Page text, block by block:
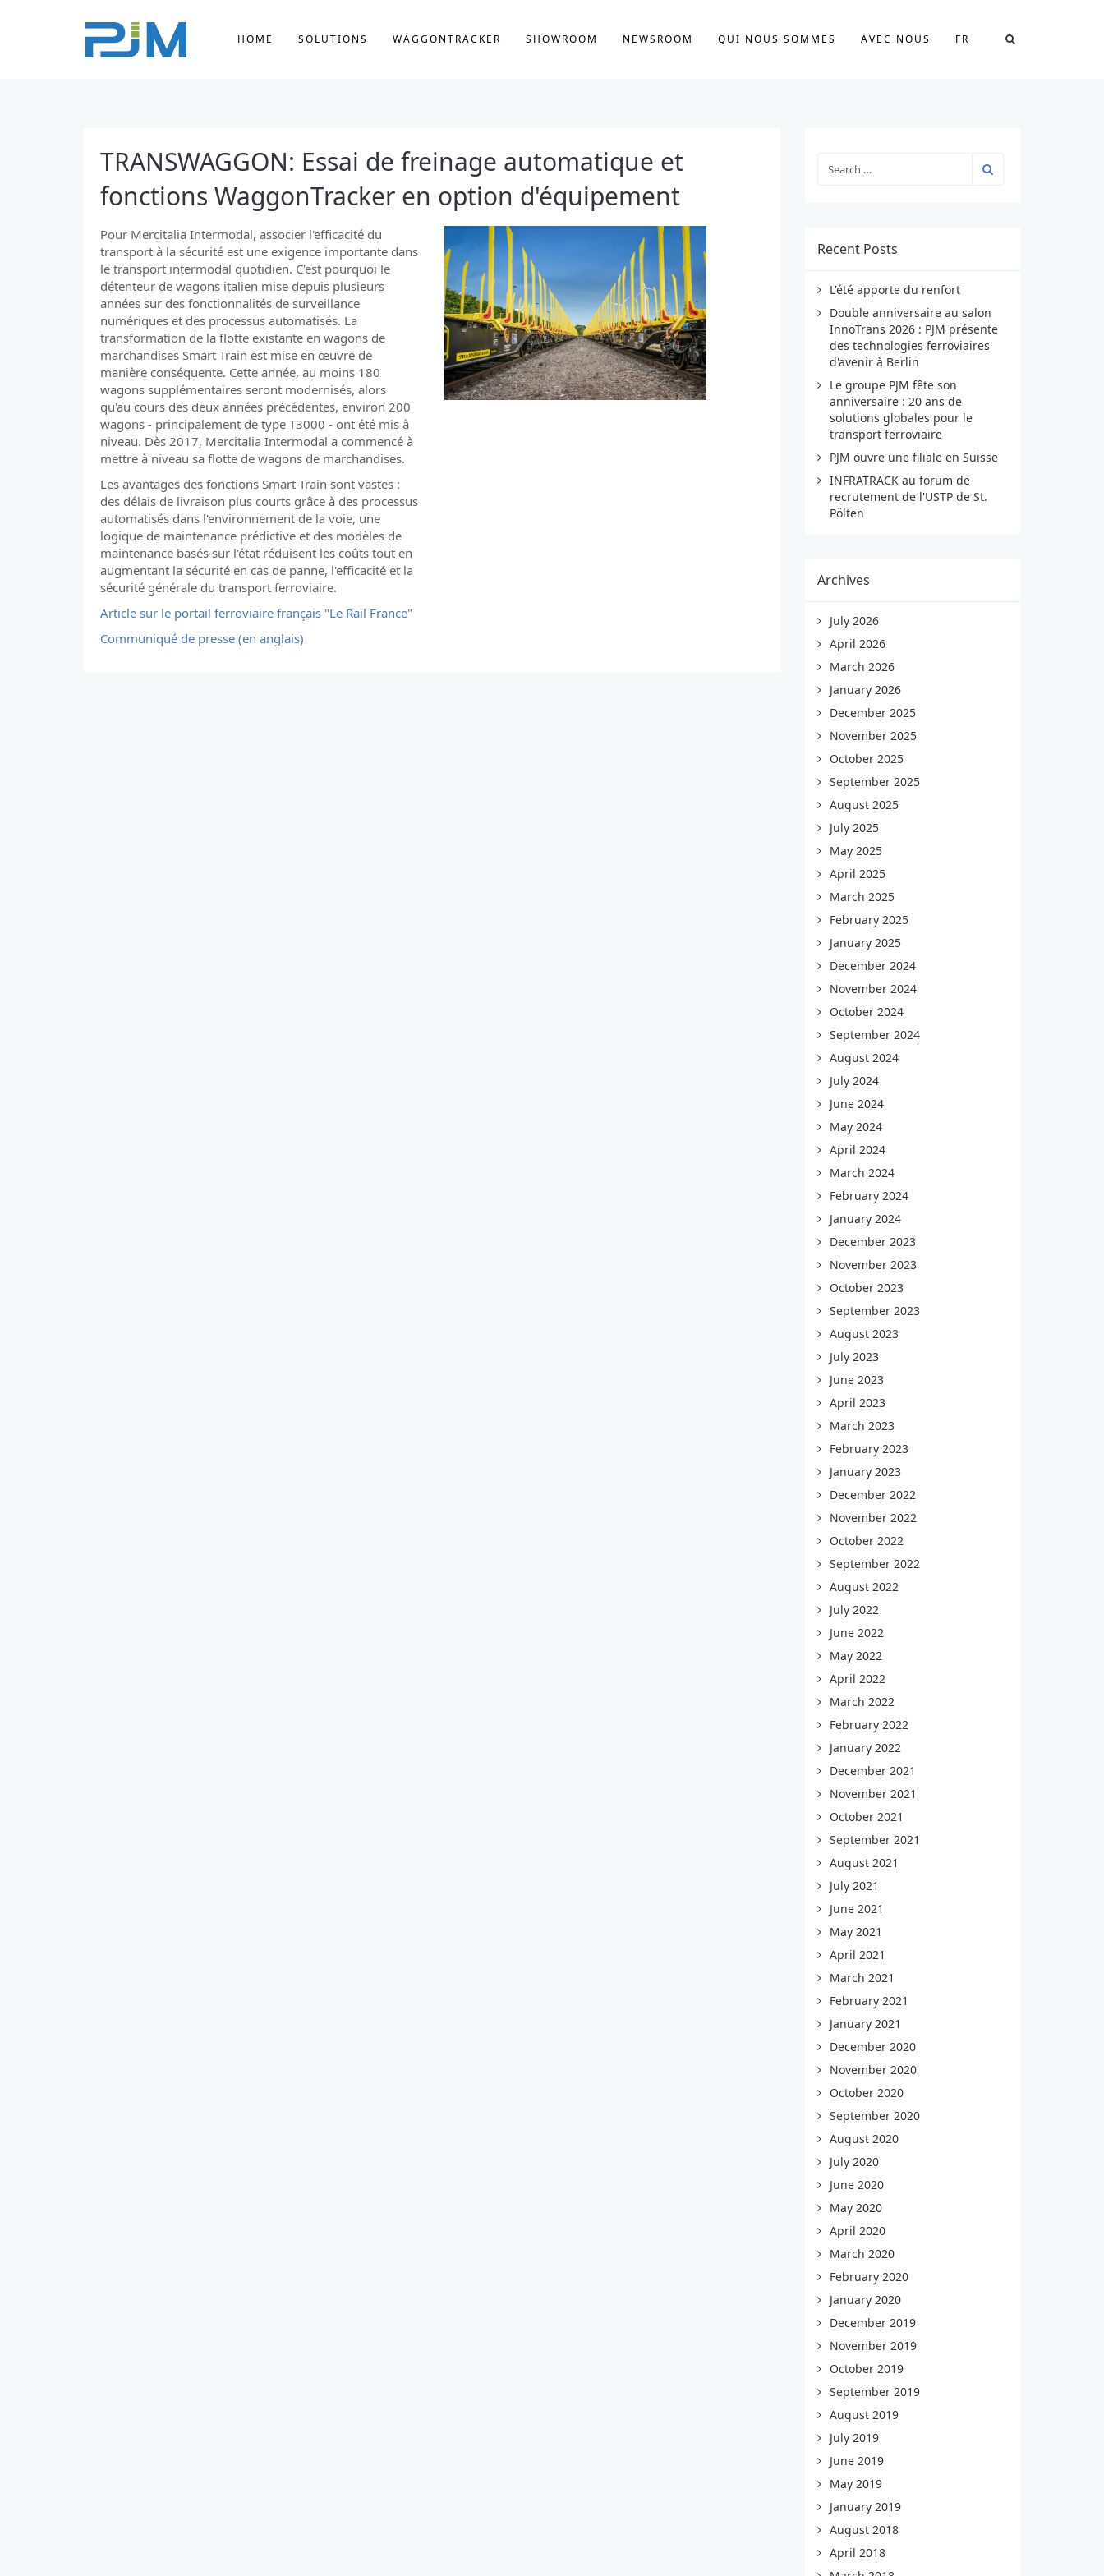
HOME SOLUTIONS WAGGONTRACKER SHOWROOM NEWSROOM QUI NOUS SOMMES AVEC NOUS FR
TRANSWAGGON: Essai de freinage automatique et
fonctions WaggonTracker en option d'équipement
Pour Mercitalia Intermodal, associer l'efficacité du
transport à la sécurité est une exigence importante dans
le transport intermodal quotidien. C'est pourquoi le
détenteur de wagons italien mise depuis plusieurs
années sur des fonctionnalités de surveillance
numériques et des processus automatisés. La
transformation de la flotte existante en wagons de
marchandises Smart Train est mise en œuvre de
manière conséquente. Cette année, au moins 180
wagons supplémentaires seront modernisés, alors
qu'au cours des deux années précédentes, environ 200
wagons - principalement de type T3000 - ont été mis à
niveau. Dès 2017, Mercitalia Intermodal a commencé à
mettre à niveau sa flotte de wagons de marchandises.
Les avantages des fonctions Smart-Train sont vastes :
des délais de livraison plus courts grâce à des processus
automatisés dans l'environnement de la voie, une
logique de maintenance prédictive et des modèles de
maintenance basés sur l'état réduisent les coûts tout en
augmentant la sécurité en cas de panne, l'efficacité et la
sécurité générale du transport ferroviaire.
Article sur le portail ferroviaire français "Le Rail France"
Communiqué de presse (en anglais)
Recent Posts
L'été apporte du renfort
Double anniversaire au salon
InnoTrans 2026 : PJM présente
des technologies ferroviaires
d'avenir à Berlin
Le groupe PJM fête son
anniversaire : 20 ans de
solutions globales pour le
transport ferroviaire
PJM ouvre une filiale en Suisse
INFRATRACK au forum de
recrutement de l'USTP de St.
Pölten
Archives
July 2026
April 2026
March 2026
January 2026
December 2025
November 2025
October 2025
September 2025
August 2025
July 2025
May 2025
April 2025
March 2025
February 2025
January 2025
December 2024
November 2024
October 2024
September 2024
August 2024
July 2024
June 2024
May 2024
April 2024
March 2024
February 2024
January 2024
December 2023
November 2023
October 2023
September 2023
August 2023
July 2023
June 2023
April 2023
March 2023
February 2023
January 2023
December 2022
November 2022
October 2022
September 2022
August 2022
July 2022
June 2022
May 2022
April 2022
March 2022
February 2022
January 2022
December 2021
November 2021
October 2021
September 2021
August 2021
July 2021
June 2021
May 2021
April 2021
March 2021
February 2021
January 2021
December 2020
November 2020
October 2020
September 2020
August 2020
July 2020
June 2020
May 2020
April 2020
March 2020
February 2020
January 2020
December 2019
November 2019
October 2019
September 2019
August 2019
July 2019
June 2019
May 2019
January 2019
August 2018
April 2018